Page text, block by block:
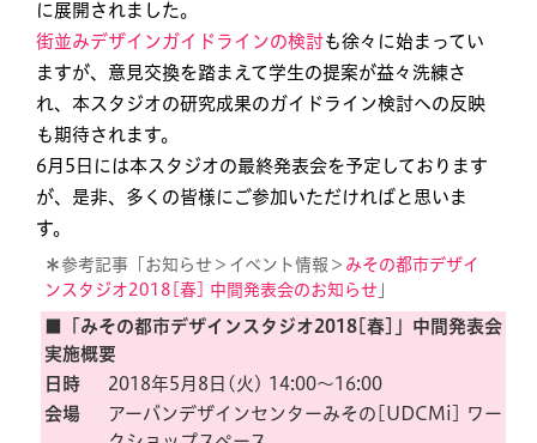
に展開されました。
街並みデザインガイドラインの検討も徐々に始まってい
ますが、意見交換を踏まえて学生の提案が益々洗練さ
れ、本スタジオの研究成果のガイドライン検討への反映
も期待されます。
6月5日には本スタジオの最終発表会を予定しております
が、是非、多くの皆様にご参加いただければと思いま
す。
＊ 参考記事「お知らせ＞イベント情報＞ みその都市デザイ
ンスタジオ2018[春] 中間発表会のお知らせ
■「みその都市デザインスタジオ2018[春]」中間発表会
実施概要
日時
2018年5月8日(火) 14:00〜16:00
会場
アーバンデザインセンターみその[UDCMi] ワー